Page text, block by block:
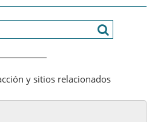
y sitios relacionados